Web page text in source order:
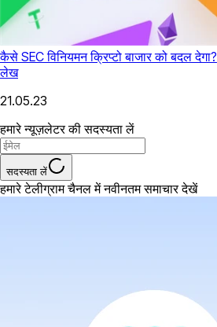
कैसे SEC विनियमन क्रिप्टो बाजार को बदल देगा?
लेख
21.05.23
हमारे न्यूज़लेटर की सदस्यता लें
सदस्यता लें
हमारे टेलीग्राम चैनल में नवीनतम समाचार देखें